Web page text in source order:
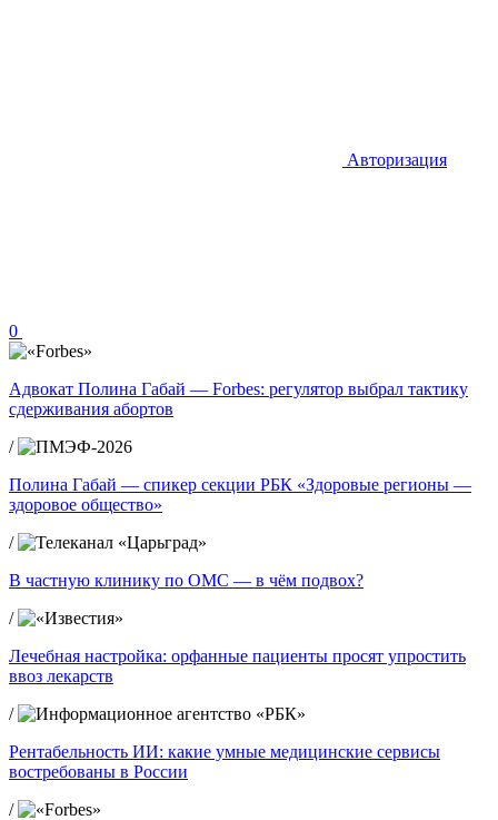
Авторизация
0
Адвокат Полина Габай — Forbes: регулятор выбрал тактику
сдерживания абортов
/
Полина Габай — спикер секции РБК «Здоровые регионы —
здоровое общество»
/
В частную клинику по ОМС — в чём подвох?
/
Лечебная настройка: орфанные пациенты просят упростить
ввоз лекарств
/
Рентабельность ИИ: какие умные медицинские сервисы
востребованы в России
/